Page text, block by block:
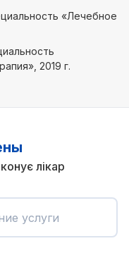
«Лечебное
2019 г.
лікар